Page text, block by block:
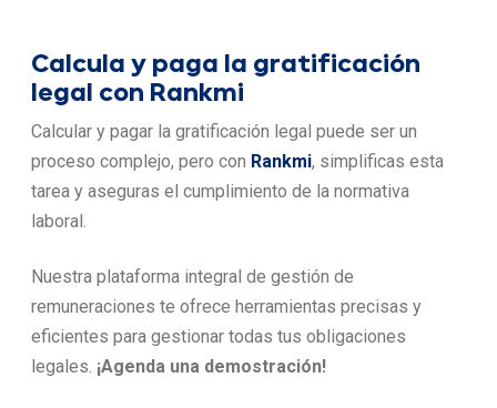
Calcula y paga la gratificación
legal con Rankmi
Calcular y pagar la gratificación legal puede ser un
proceso complejo, pero con Rankmi, simplificas esta
tarea y aseguras el cumplimiento de la normativa
laboral.
Nuestra plataforma integral de gestión de
remuneraciones te ofrece herramientas precisas y
eficientes para gestionar todas tus obligaciones
legales. ¡Agenda una demostración!